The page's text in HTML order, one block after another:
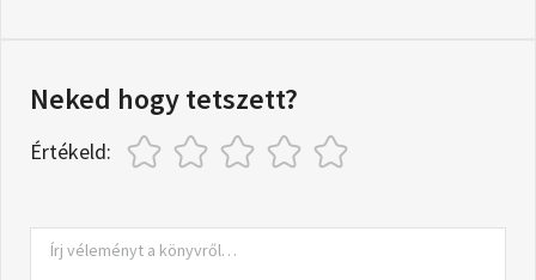
Neked hogy tetszett?
Értékeld: